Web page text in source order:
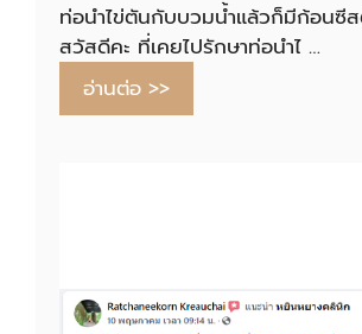
ท่อนําไข่ตันกับบวมน้ำแล้วก็มีก้อนซี
สวัสดีคะ ที่เคยไปรักษาท่อนําไ …
อ่านต่อ >>